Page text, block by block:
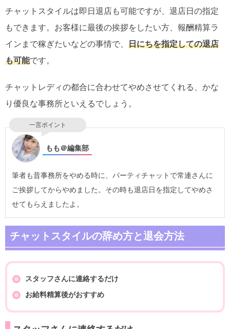
チャットスタイルは即日退店も可能ですが、退店日の指定
もできます。お客様に最後の挨拶をしたい方、報酬精算ラ
インまで稼ぎたいなどの事情で、 日にちを指定しての退店
も可能です。
チャットレディの都合に合わせてやめさせてくれる、かな
り優良な事務所といえるでしょう。
一言ポイント
もも＠編集部
筆者も昔事務所をやめる時に、パーティチャットで常連さんに
ご挨拶してからやめました。その時も退店日を指定してやめさ
せてもらえましたよ。
チャットスタイルの辞め方と退会方法
スタッフさんに連絡するだけ
お給料精算後がおすすめ